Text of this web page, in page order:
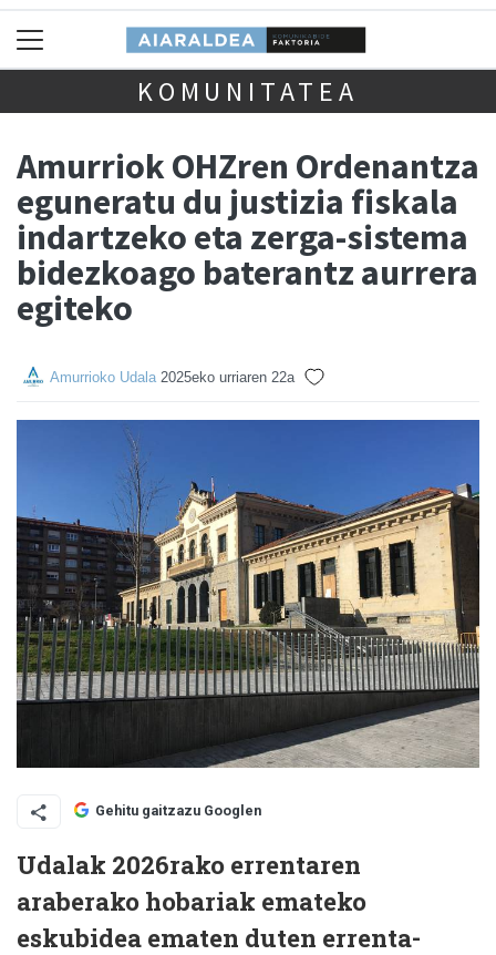
KOMUNITATEA
Amurriok OHZren Ordenantza
eguneratu du justizia fiskala
indartzeko eta zerga-sistema
bidezkoago baterantz aurrera
egiteko
Amurrioko Udala 2025eko urriaren 22a
Gehitu gaitzazu Googlen
Udalak 2026rako errentaren
araberako hobariak emateko
eskubidea ematen duten errenta-